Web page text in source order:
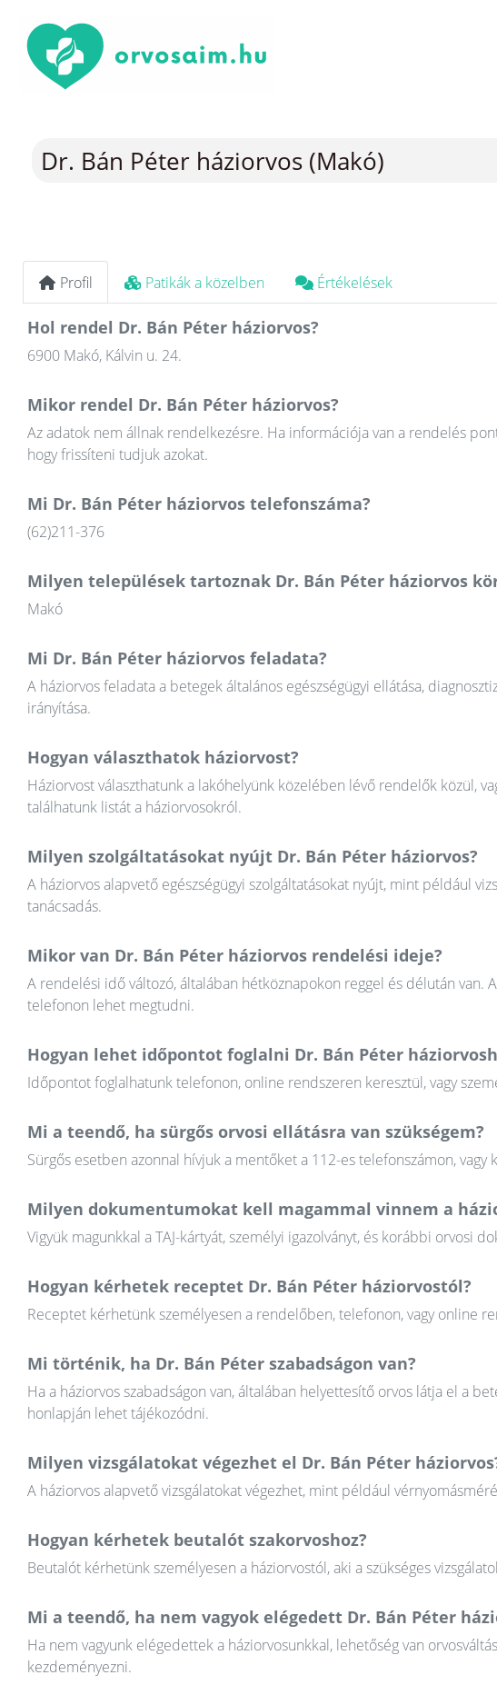
Dr. Bán Péter háziorvos (Makó)
Profil Patikák a közelben Értékelések
Hol rendel Dr. Bán Péter háziorvos?
6900 Makó, Kálvin u. 24.
Mikor rendel Dr. Bán Péter háziorvos?
Az adatok nem állnak rendelkezésre. Ha információja van a rendelés
hogy frissíteni tudjuk azokat.
Mi Dr. Bán Péter háziorvos telefonszáma?
(62)211-376
Milyen települések tartoznak Dr. Bán Péter háziorvos
Makó
Mi Dr. Bán Péter háziorvos feladata?
A háziorvos feladata a betegek általános egészségügyi ellátása,
irányítása.
Hogyan választhatok háziorvost?
Háziorvost választhatunk a lakóhelyünk közelében lévő rendelők közül,
találhatunk listát a háziorvosokról.
Milyen szolgáltatásokat nyújt Dr. Bán Péter háziorvos?
A háziorvos alapvető egészségügyi szolgáltatásokat nyújt, mint például
tanácsadás.
Mikor van Dr. Bán Péter háziorvos rendelési ideje?
A rendelési idő változó, általában hétköznapokon reggel és délután
telefonon lehet megtudni.
Hogyan lehet időpontot foglalni Dr. Bán Péter
Időpontot foglalhatunk telefonon, online rendszeren keresztül, vagy
Mi a teendő, ha sürgős orvosi ellátásra van szükségem?
Sürgős esetben azonnal hívjuk a mentőket a 112-es telefonszámon,
Milyen dokumentumokat kell magammal vinnem a
Vigyük magunkkal a TAJ-kártyát, személyi igazolványt, és korábbi orvosi
Hogyan kérhetek receptet Dr. Bán Péter háziorvostól?
Receptet kérhetünk személyesen a rendelőben, telefonon, vagy online
Mi történik, ha Dr. Bán Péter szabadságon van?
Ha a háziorvos szabadságon van, általában helyettesítő orvos látja el a
honlapján lehet tájékozódni.
Milyen vizsgálatokat végezhet el Dr. Bán Péter
A háziorvos alapvető vizsgálatokat végezhet, mint például
Hogyan kérhetek beutalót szakorvoshoz?
Beutalót kérhetünk személyesen a háziorvostól, aki a szükséges
Mi a teendő, ha nem vagyok elégedett Dr. Bán Péter
Ha nem vagyunk elégedettek a háziorvosunkkal, lehetőség van
kezdeményezni.